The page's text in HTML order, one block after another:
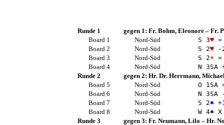
Runde 1 gegen 1: Fr. Bohm, Eleonore– Fr.
Board 1
Nord-Süd S 3♥=
Board 2
Nord-Süd S 2♥-
Board 3
Nord-Süd S 2♦ =
Board 4
Nord-Süd N 3SA
Runde 2
gegen 2: Hr. Dr. Herrmann,
Board 5
Nord-Süd O 1 SA
Board 6
Nord-Süd N 3SA-
Board 7
Nord-Süd S 2♠
Board 8
Nord-Süd W 4♠
Runde 3
gegen 3: Fr. Neumann, Lilo – Hr.